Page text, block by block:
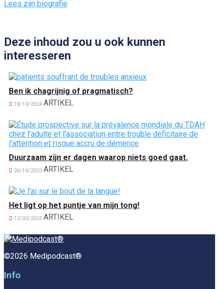
Lees zijn biografie
Deze inhoud zou u ook kunnen
interesseren
Ben ik chagrijnig of pragmatisch?
18/10/2024 ARTIKEL
Duurzaam zijn er dagen waarop niets goed gaat.
26/10/2023 ARTIKEL
Het ligt op het puntje van mijn tong!
12/03/2025 ARTIKEL
©2026 Medipodcast®
Info